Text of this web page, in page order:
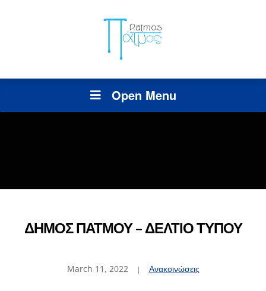
Open Menu
ΔΗΜΟΣ ΠΑΤΜΟΥ – ΔΕΛΤΙΟ ΤΥΠΟΥ
March 11, 2022 Ανακοινώσεις